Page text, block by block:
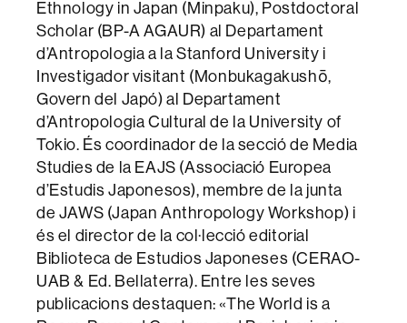
Ethnology in Japan (Minpaku), Postdoctoral
Scholar (BP-A AGAUR) al Departament
d’Antropologia a la Stanford University i
Investigador visitant (Monbukagakushō,
Govern del Japó) al Departament
d’Antropologia Cultural de la University of
Tokio. És coordinador de la secció de Media
Studies de la EAJS (Associació Europea
d’Estudis Japonesos), membre de la junta
de JAWS (Japan Anthropology Workshop) i
és el director de la col·lecció editorial
Biblioteca de Estudios Japoneses (CERAO-
UAB & Ed. Bellaterra). Entre les seves
publicacions destaquen: «The World is a